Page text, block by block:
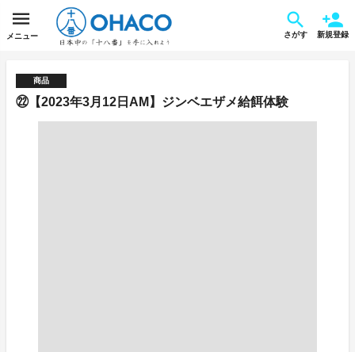
メニュー さがす 新規登録
商品
㉒【2023年3月12日AM】ジンベエザメ給餌体験